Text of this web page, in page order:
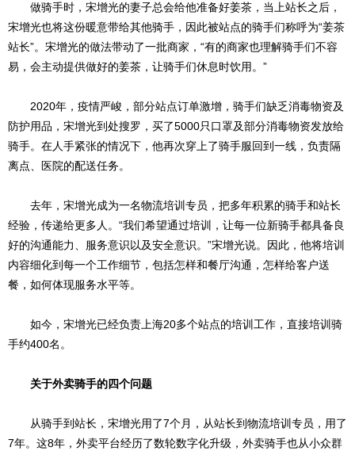
做骑手时，宋增光的妻子总会给他准备好姜茶，当上站长之后，
宋增光也将这份暖意带给其他骑手，因此被站点的骑手们称呼为“姜茶
站长”。宋增光的做法带动了一批商家，“有的商家也理解骑手们不容
易，会主动提供做好的姜茶，让骑手们休息时饮用。”
2020年，疫情严峻，部分站点订单激增，骑手们缺乏消毒物资及
防护用品，宋增光到处搜罗，买了5000只口罩及部分消毒物资发放给
骑手。在人手紧张的情况下，他再次穿上了骑手服回到一线，负责隔
离点、医院的配送任务。
去年，宋增光成为一名物流培训专员，把多年积累的骑手和站长
经验，传递给更多人。“我们希望通过培训，让每一位新骑手都具备良
好的沟通能力、服务意识以及安全意识。”宋增光说。因此，他将培训
内容细化到每一个工作细节，包括怎样和餐厅沟通，怎样给客户送
餐，如何体现服务水平等。
如今，宋增光已经负责上海20多个站点的培训工作，直接培训骑
手约400名。
关于外卖骑手的四个问题
从骑手到站长，宋增光用了7个月，从站长到物流培训专员，用了
7年。这8年，外卖平台经历了数轮数字化升级，外卖骑手也从小众群